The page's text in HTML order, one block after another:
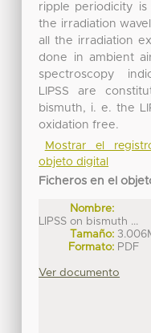
ripple periodicity
the irradiation
all the irradiation
done in ambient
spectroscopy
LIPSS are
bismuth, i. e. the
oxidation free.
Mostrar el
objeto digital
Ficheros en el
Nombre:
LIPSS on bismuth ...
Tamaño:
Formato: PDF
Ver documento